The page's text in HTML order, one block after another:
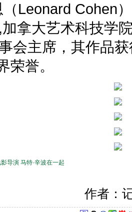
Leonard Cohen
拿大艺术科技学
会主席，其作品
荣誉。
导演 马特·辛波在一起
作者：